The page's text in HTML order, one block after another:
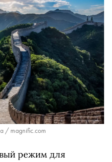
/ magnific.com
режим для